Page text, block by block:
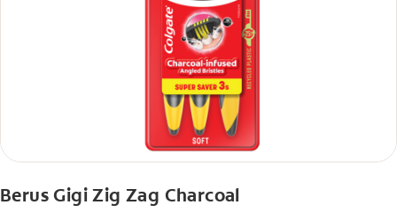
Berus Gigi Zig Zag Charcoal